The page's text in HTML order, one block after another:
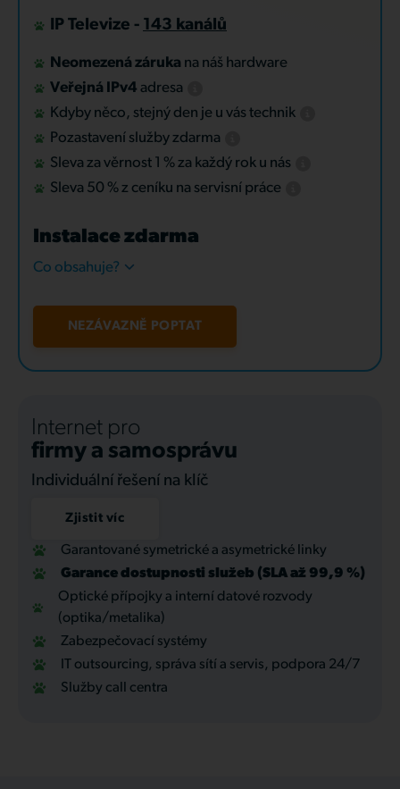
IP Televize - 143 kanálů
Neomezená záruka na náš hardware
Veřejná IPv4 adresa
Kdyby něco, stejný den je u vás technik
Pozastavení služby zdarma
Sleva za věrnost 1 % za každý rok u nás
Sleva 50 % z ceníku na servisní práce
Instalace zdarma
Co obsahuje?
NEZÁVAZNĚ POPTAT
Internet pro
firmy a samosprávu
Individuální řešení na klíč
Zjistit víc
Garantované symetrické a asymetrické linky
Garance dostupnosti služeb (SLA až 99,9 %)
Optické přípojky a interní datové rozvody
(optika/metalika)
Zabezpečovací systémy
IT outsourcing, správa sítí a servis, podpora 24/7
Služby call centra